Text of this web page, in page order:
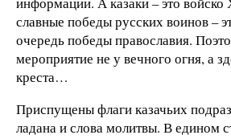
славные победы русских воинов –
очередь победы православия.
мероприятие не у вечного огня, а
креста…
Приспущены флаги казачьих
ладана и слова молитвы. В едином